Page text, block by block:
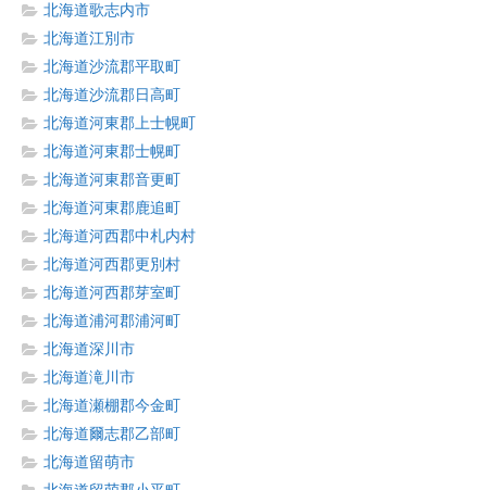
北海道歌志内市
北海道江別市
北海道沙流郡平取町
北海道沙流郡日高町
北海道河東郡上士幌町
北海道河東郡士幌町
北海道河東郡音更町
北海道河東郡鹿追町
北海道河西郡中札内村
北海道河西郡更別村
北海道河西郡芽室町
北海道浦河郡浦河町
北海道深川市
北海道滝川市
北海道瀬棚郡今金町
北海道爾志郡乙部町
北海道留萌市